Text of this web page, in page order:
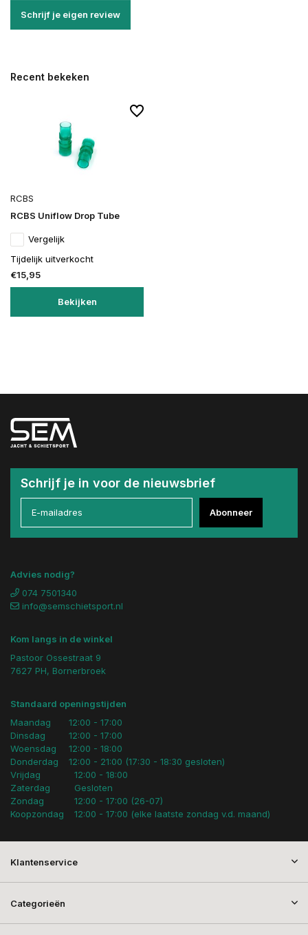
Schrijf je eigen review
Recent bekeken
RCBS
RCBS Uniflow Drop Tube
Vergelijk
Tijdelijk uitverkocht
€15,95
Bekijken
Schrijf je in voor de nieuwsbrief
Abonneer
Advies nodig?
074 7501340
info@semschietsport.nl
Kom langs in de winkel
Pastoor Ossestraat 9
7627 PH, Bornerbroek
Standaard openingstijden
Maandag
Dinsdag
Woensdag
Donderdag
12:00 - 17:00
12:00 - 17:00
12:00 - 18:00
12:00 - 21:00 (17:30 - 18:30 gesloten)
Vrijdag
Zaterdag
Zondag
Koopzondag
12:00 - 18:00
Gesloten
12:00 - 17:00 (26-07)
12:00 - 17:00 (elke laatste zondag v.d. maand)
Klantenservice
Categorieën